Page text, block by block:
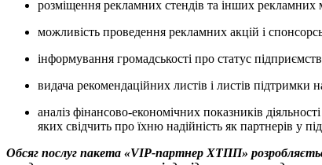
розміщення рекламних стендів та інших
можливість проведення рекламних акцій і
інформування громадськості про статус
видача рекомендаційних листів і листів підтримки
аналіз фінансово-економічних показників
яких свідчить про їхню надійність як партнерів у
Обсяг послуг пакета «VIP-партнер ХТПП»